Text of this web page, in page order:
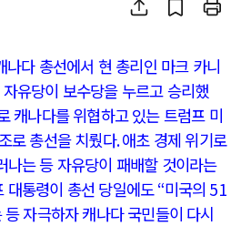
나다 총선에서 현 총리인 마크 카니
유당이 보수당을 누르고 승리했
캐나다를 위협하고 있는 트럼프 미
로 총선을 치뤘다.애초 경제 위기로
나는 등 자유당이 패배할 것이라는
대통령이 총선 당일에도“미국의 51
자극하자 캐나다 국민들이 다시